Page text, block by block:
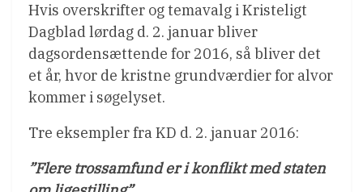
Hvis overskrifter og temavalg i Kristeligt
Dagblad lørdag d. 2. januar bliver
dagsordensættende for 2016, så bliver det
et år, hvor de kristne grundværdier for alvor
kommer i søgelyset.
Tre eksempler fra KD d. 2. januar 2016:
”Flere trossamfund er i konflikt med staten